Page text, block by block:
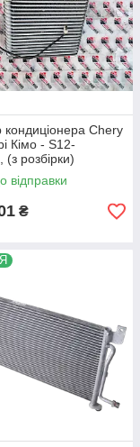
кондиціонера Chery
Кімо - S12-
розбірки)
відправки
₴